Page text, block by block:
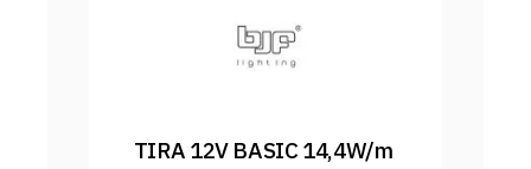
TIRA 12V BASIC 14,4W/m